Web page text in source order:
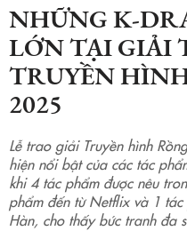
NHỮNG K-
LỚN TẠI GIẢI
TRUYỀN
2025
Lễ trao giải Truyền hình
hiện nổi bật của các tác
khi 4 tác phẩm được nêu
phẩm đến từ Netflix và 1
Hàn, cho thấy bức tranh đa